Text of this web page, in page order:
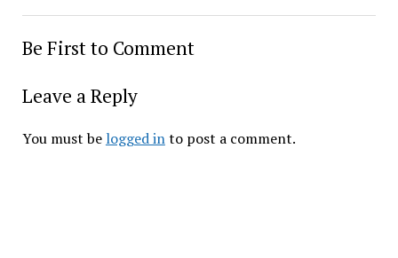
Be First to Comment
Leave a Reply
You must be logged in to post a comment.